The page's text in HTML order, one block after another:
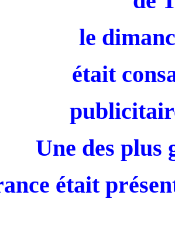
le
était
Une des plus
était